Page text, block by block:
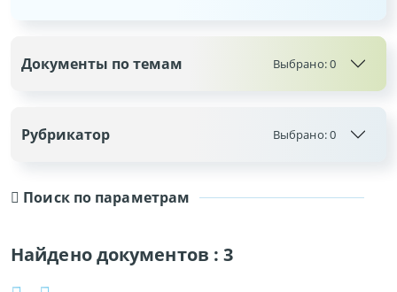
Поиск по параметрам
Найдено документов :3
Документы по темам Выбрано:0
Рубрикатор Выбрано:0